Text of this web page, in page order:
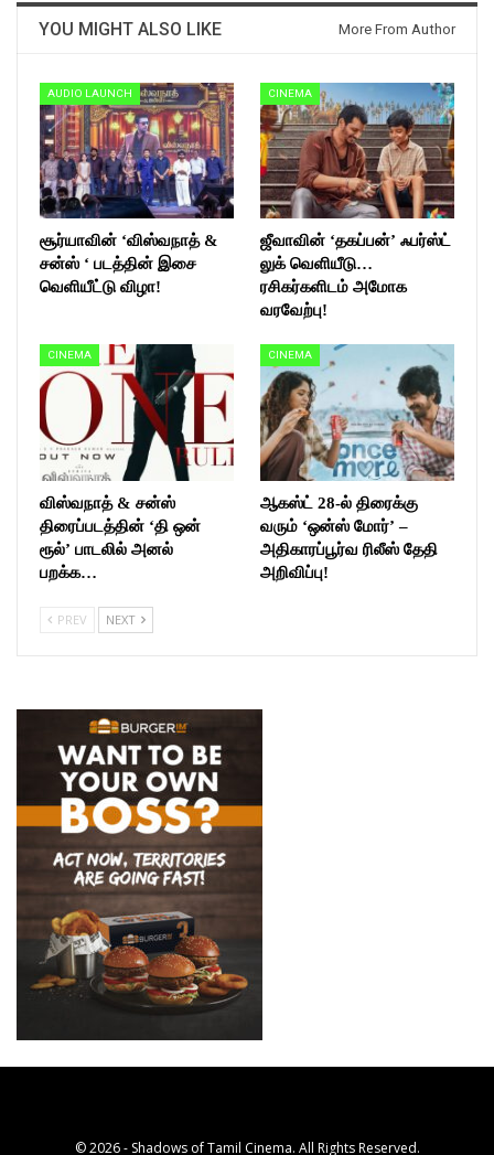
YOU MIGHT ALSO LIKE More From Author
AUDIO LAUNCH
சூர்யாவின் ‘விஸ்வநாத் &
சன்ஸ் ‘ படத்தின் இசை
வெளியீட்டு விழா!
CINEMA
ஜீவாவின் ‘தகப்பன்’ ஃபர்ஸ்ட்
லுக் வெளியீடு…
ரசிகர்களிடம் அமோக
வரவேற்பு!
CINEMA
விஸ்வநாத் & சன்ஸ்
திரைப்படத்தின் ‘தி ஒன்
ரூல்’ பாடலில் அனல்
பறக்க…
CINEMA
ஆகஸ்ட் 28-ல் திரைக்கு
வரும் ‘ஒன்ஸ் மோர்’ –
அதிகாரப்பூர்வ ரிலீஸ் தேதி
அறிவிப்பு!
PREV NEXT
© 2026 - Shadows of Tamil Cinema. All Rights Reserved.